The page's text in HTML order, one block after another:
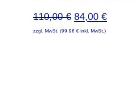
110,00€ Ursprünglicher
Preis
84,00 €Aktueller
zzgl. MwSt. (99,96 € inkl. MwSt.)